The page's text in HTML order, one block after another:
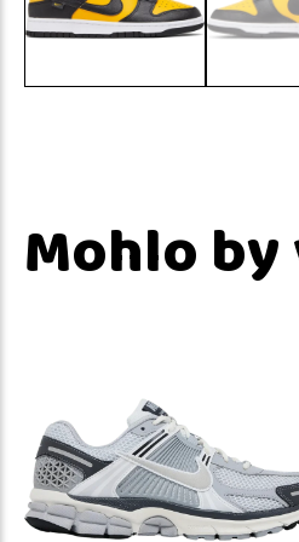
Mohlo